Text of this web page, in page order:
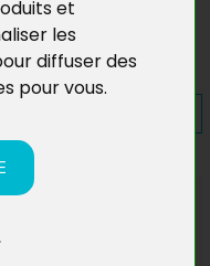
et
les
diffuser des
pour vous.
sans nom